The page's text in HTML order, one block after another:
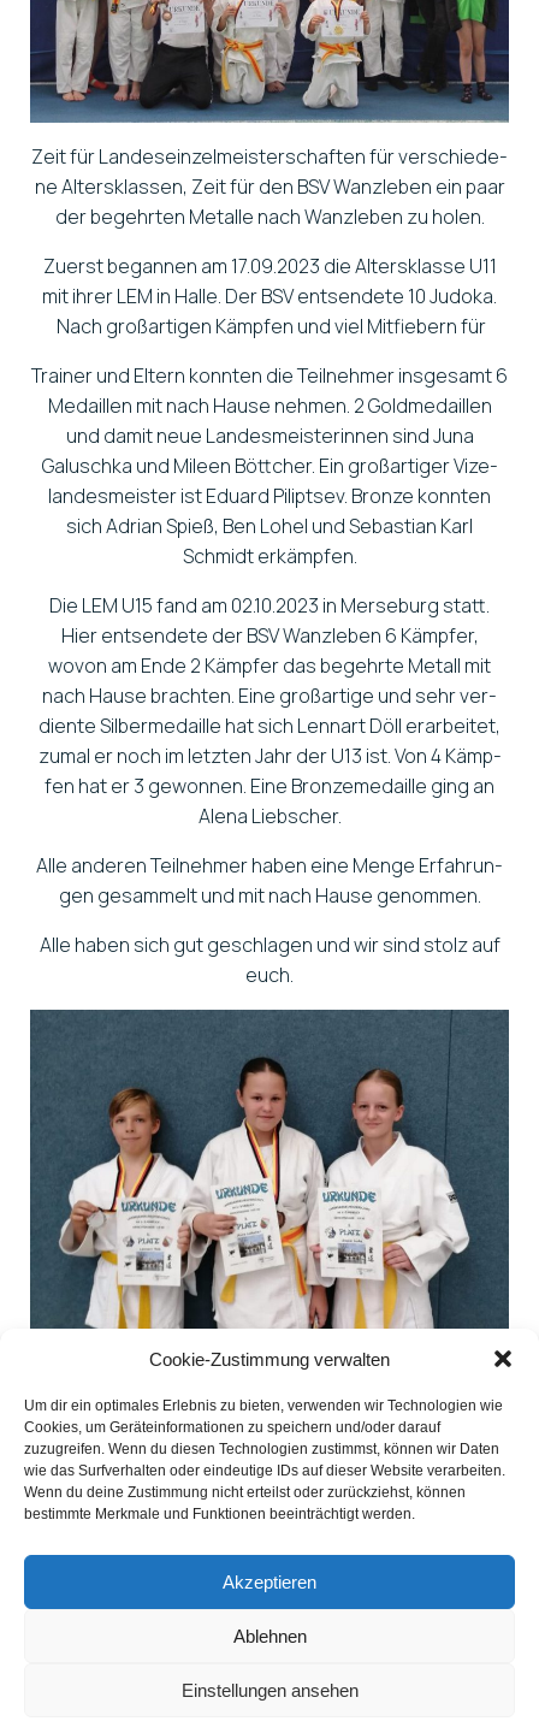
Cookie-Zustimmung verwalten
Um dir ein optimales Erlebnis zu bieten, verwenden wir Technologien wie
Cookies, um Geräteinformationen zu speichern und/oder darauf
zuzugreifen. Wenn du diesen Technologien zustimmst, können wir Daten
wie das Surfverhalten oder eindeutige IDs auf dieser Website verarbeiten.
Wenn du deine Zustimmung nicht erteilst oder zurückziehst, können
bestimmte Merkmale und Funktionen beeinträchtigt werden.
Akzeptieren
Ablehnen
Einstellungen ansehen
Zeit für Lan­des­ein­zel­meis­ter­schaf­ten für ver­schie­de­
ne Alters­klas­sen, Zeit für den BSV Wanz­le­ben ein paar
der begehr­ten Metal­le nach Wanz­le­ben zu holen.
Zuerst began­nen am 17.09.2023 die Alters­klas­se U11
mit ihrer LEM in Hal­le. Der BSV ent­sen­de­te 10 Judo­ka.​
Nach groß­ar­ti­gen Kämp­fen und viel Mit­fie­bern für
Trai­ner und Eltern konn­ten die Teil­neh­mer ins­ge­samt 6
Medail­len mit nach Hau­se neh­men. 2 Gold­me­dail­len
und damit neue Lan­des­meis­te­rin­nen sind Juna
Galusch­ka und Mileen Bött­cher. Ein groß­ar­ti­ger Vize­
lan­des­meis­ter ist Edu­ard Pilipts­ev. Bron­ze konn­ten
sich Adri­an Spieß, Ben Lohel und Sebas­ti­an Karl
Schmidt erkämp­fen.
Die LEM U15 fand am 02.10.2023 in Mer­se­burg statt.
Hier ent­sen­de­te der BSV Wanz­le­ben 6 Kämp­fer,
wovon am Ende 2 Kämp­fer das begehr­te Metall mit
nach Hau­se brach­ten. Eine groß­ar­ti­ge und sehr ver­
dien­te Sil­ber­me­dail­le hat sich Lenn­art Döll erar­bei­tet,
zumal er noch im letz­ten Jahr der U13 ist. Von 4 Kämp­
fen hat er 3 gewon­nen. Eine Bron­ze­me­dail­le ging an
Ale­na Lieb­scher.
Alle ande­ren Teil­neh­mer haben eine Men­ge Erfah­run­
gen gesam­melt und mit nach Hau­se genom­men.
Alle haben sich gut geschla­gen und wir sind stolz auf
euch.
VORHERIGER
BEITRAG
NÄCHSTER
BEITRAG
© 2026 BÖRDESPORTVEREIN WANZLEBEN E.V.